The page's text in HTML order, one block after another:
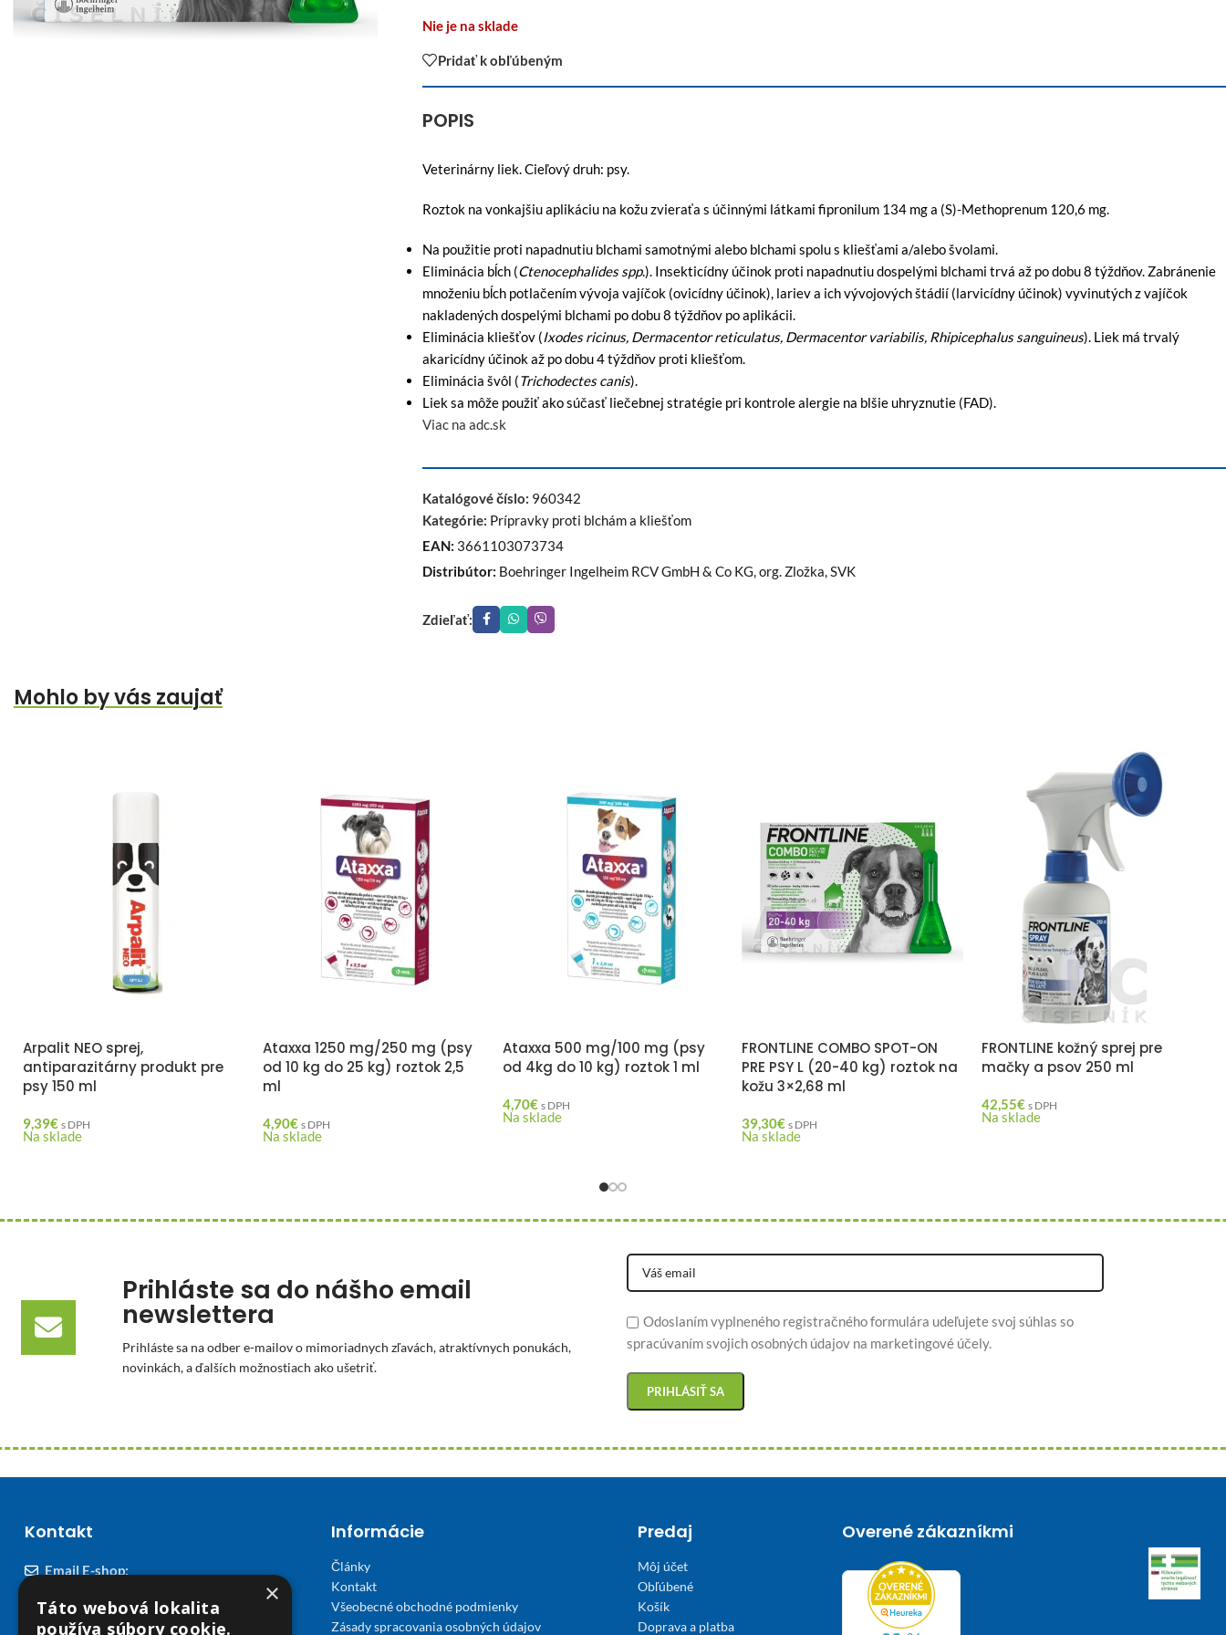
Nie je na sklade
Pridať k obľúbeným
POPIS
Veterinárny liek. Cieľový druh: psy.
Roztok na vonkajšiu aplikáciu na kožu zvieraťa s účinnými látkami fipronilum 134 mg a (S)-Methoprenum 120,6 mg.
Na použitie proti napadnutiu blchami samotnými alebo blchami spolu s kliešťami a/alebo švolami.
Eliminácia bĺch (Ctenocephalides spp.). Insekticídny účinok proti napadnutiu dospelými blchami trvá až po dobu 8 týždňov. Zabránenie
množeniu bĺch potlačením vývoja vajíčok (ovicídny účinok), lariev a ich vývojových štádií (larvicídny účinok) vyvinutých z vajíčok
nakladených dospelými blchami po dobu 8 týždňov po aplikácii.
Eliminácia kliešťov (Ixodes ricinus, Dermacentor reticulatus, Dermacentor variabilis, Rhipicephalus sanguineus). Liek má trvalý
akaricídny účinok až po dobu 4 týždňov proti kliešťom.
Eliminácia švôl (Trichodectes canis).
Liek sa môže použiť ako súčasť liečebnej stratégie pri kontrole alergie na blšie uhryznutie (FAD).
Viac na adc.sk
Katalógové číslo: 960342
Kategórie: Prípravky proti blchám a kliešťom
EAN: 3661103073734
Distribútor: Boehringer Ingelheim RCV GmbH & Co KG, org. Zložka, SVK
Zdieľať:
Mohlo by vás zaujať
Arpalit NEO sprej,
antiparazitárny produkt pre
psy 150 ml
9,39€ s DPH
Na sklade
Ataxxa 1250 mg/250 mg (psy
od 10 kg do 25 kg) roztok 2,5
ml
4,90€ s DPH
Na sklade
Ataxxa 500 mg/100 mg (psy
od 4kg do 10 kg) roztok 1 ml
4,70€ s DPH
Na sklade
FRONTLINE COMBO SPOT-ON
PRE PSY L (20-40 kg) roztok na
kožu 3×2,68 ml
39,30€ s DPH
Na sklade
FRONTLINE kožný sprej pre
mačky a psov 250 ml
42,55€ s DPH
Na sklade
Prihláste sa do nášho email
newslettera
Prihláste sa na odber e-mailov o mimoriadnych zľavách, atraktívnych ponukách,
novinkách, a ďalších možnostiach ako ušetriť.
Odoslaním vyplneného registračného formulára udeľujete svoj súhlas so
spracúvaním svojich osobných údajov na marketingové účely.
Kontakt
Email E-shop:
podpora@viplekaren.sk
Telefón E-shop:
Informácie
Články
Kontakt
Všeobecné obchodné podmienky
Zásady spracovania osobných údajov
Predaj
Môj účet
Obľúbené
Košík
Doprava a platba
Overené zákazníkmi
×
Táto webová lokalita
používa súbory cookie.